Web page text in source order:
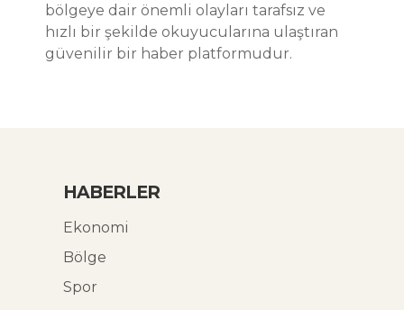
bölgeye dair önemli olayları tarafsız ve
hızlı bir şekilde okuyucularına ulaştıran
güvenilir bir haber platformudur.
HABERLER
Ekonomi
Bölge
Spor